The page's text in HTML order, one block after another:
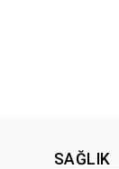
SAĞLIK